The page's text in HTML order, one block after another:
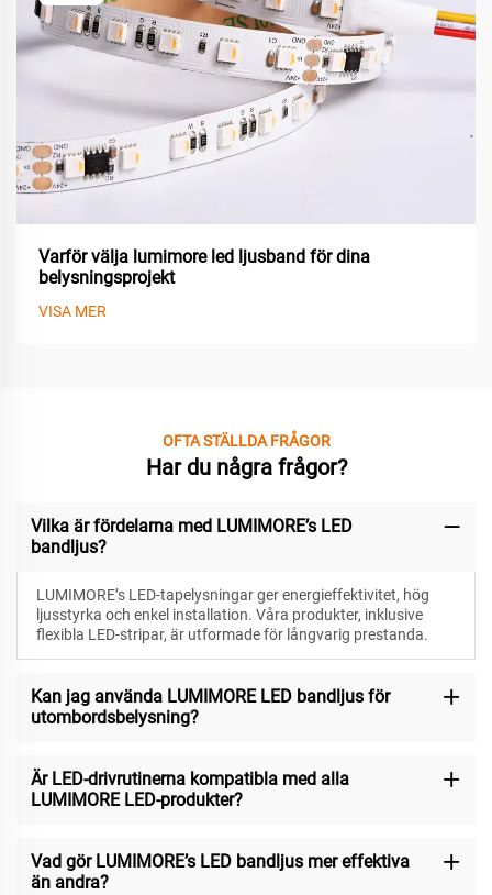
Varför välja lumimore led ljusband för dina
belysningsprojekt
VISA MER
OFTA STÄLLDA FRÅGOR
Har du några frågor?
Vilka är fördelarna med LUMIMORE’s LED
bandljus?
LUMIMORE’s LED-tapelysningar ger energieffektivitet, hög
ljusstyrka och enkel installation. Våra produkter, inklusive
flexibla LED-stripar, är utformade för långvarig prestanda.
Kan jag använda LUMIMORE LED bandljus för
utombordsbelysning?
Är LED-drivrutinerna kompatibla med alla
LUMIMORE LED-produkter?
Vad gör LUMIMORE’s LED bandljus mer effektiva
än andra?